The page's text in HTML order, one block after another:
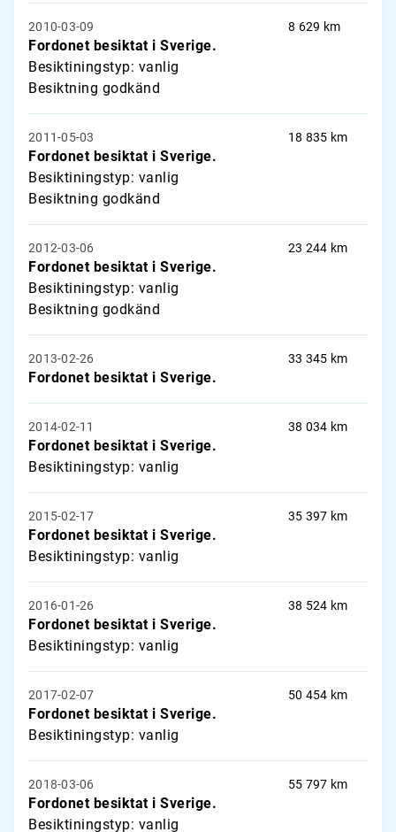
2010-03-09
Fordonet besiktat i Sverige.
Besiktiningstyp: vanlig
Besiktning godkänd
8 629 km
2011-05-03
Fordonet besiktat i Sverige.
Besiktiningstyp: vanlig
Besiktning godkänd
18 835 km
2012-03-06
Fordonet besiktat i Sverige.
Besiktiningstyp: vanlig
Besiktning godkänd
23 244 km
2013-02-26
Fordonet besiktat i Sverige.
33 345 km
2014-02-11
Fordonet besiktat i Sverige.
Besiktiningstyp: vanlig
38 034 km
2015-02-17
Fordonet besiktat i Sverige.
Besiktiningstyp: vanlig
35 397 km
2016-01-26
Fordonet besiktat i Sverige.
Besiktiningstyp: vanlig
38 524 km
2017-02-07
Fordonet besiktat i Sverige.
Besiktiningstyp: vanlig
50 454 km
2018-03-06
Fordonet besiktat i Sverige.
Besiktiningstyp: vanlig
55 797 km